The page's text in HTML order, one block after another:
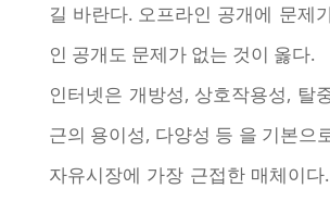
길 바란다. 오프라인 공개에 문제
인 공개도 문제가 없는 것이 옳다.
인터넷은 개방성, 상호작용성, 탈
근의 용이성, 다양성 등 을 기본으
자유시장에 가장 근접한 매체이